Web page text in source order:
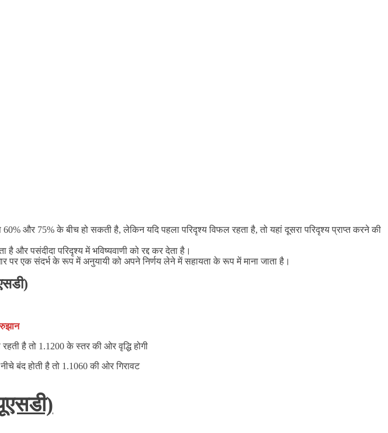
और 75% के बीच हो सकती है, लेकिन यदि पहला परिदृश्य विफल रहता है, तो यहां दूसरा परिदृश्य प्राप्त करने की
और पसंदीदा परिदृश्य में भविष्यवाणी को रद्द कर देता है।
पर एक संदर्भ के रूप में अनुयायी को अपने निर्णय लेने में सहायता के रूप में माना जाता है।
है तो 1.1200 के स्तर की ओर वृद्धि होगी
बंद होती है तो 1.1060 की ओर गिरावट